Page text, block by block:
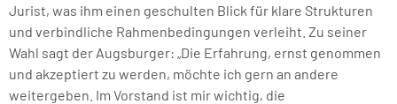
Jurist, was ihm einen geschulten Blick für klare Strukturen
und verbindliche Rahmenbedingungen verleiht. Zu seiner
Wahl sagt der Augsburger: „Die Erfahrung, ernst genommen
und akzeptiert zu werden, möchte ich gern an andere
weitergeben. Im Vorstand ist mir wichtig, die